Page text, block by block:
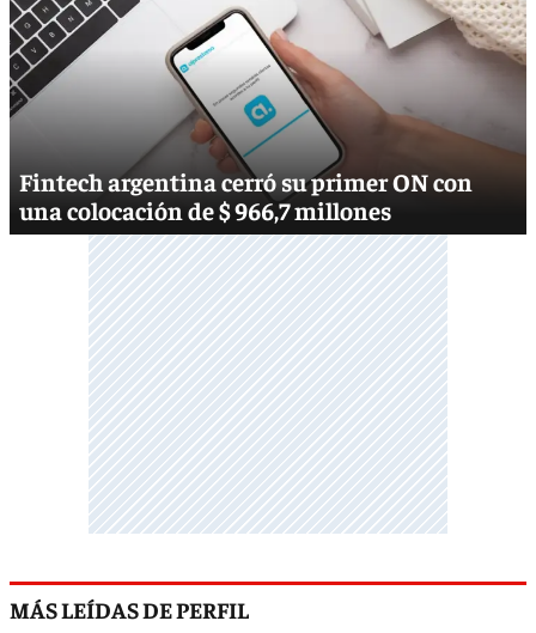
Fintech argentina cerró su primer ON con
una colocación de $ 966,7 millones
MÁS LEÍDAS DE PERFIL